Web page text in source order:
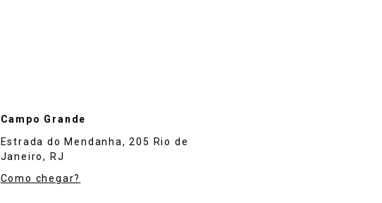
Campo Grande
Estrada do Mendanha, 205 Rio de
Janeiro, RJ
Como chegar?